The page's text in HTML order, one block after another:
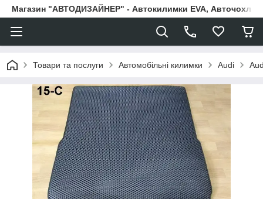
Магазин "АВТОДИЗАЙНЕР" - Автокилимки EVA, Авточохли,
Товари та послуги Автомобільні килимки Audi